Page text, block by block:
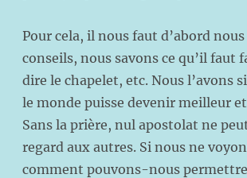
Pour cela, il nous faut d’abord
conseils, nous savons ce qu’il
dire le chapelet, etc. Nous l’avons
le monde puisse devenir meilleur
Sans la prière, nul apostolat ne
regard aux autres. Si nous ne
comment pouvons-nous